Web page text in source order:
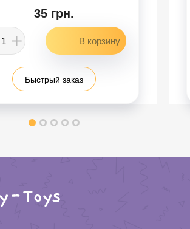
35 грн.
Быстрый заказ